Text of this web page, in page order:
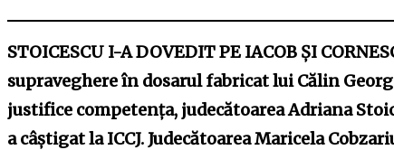
STOICESCU I-A DOVEDIT PE IACOB ȘI
supraveghere în dosarul fabricat lui Călin
justifice competența, judecătoarea Adriana
a câștigat la ICCJ. Judecătoarea Maricela